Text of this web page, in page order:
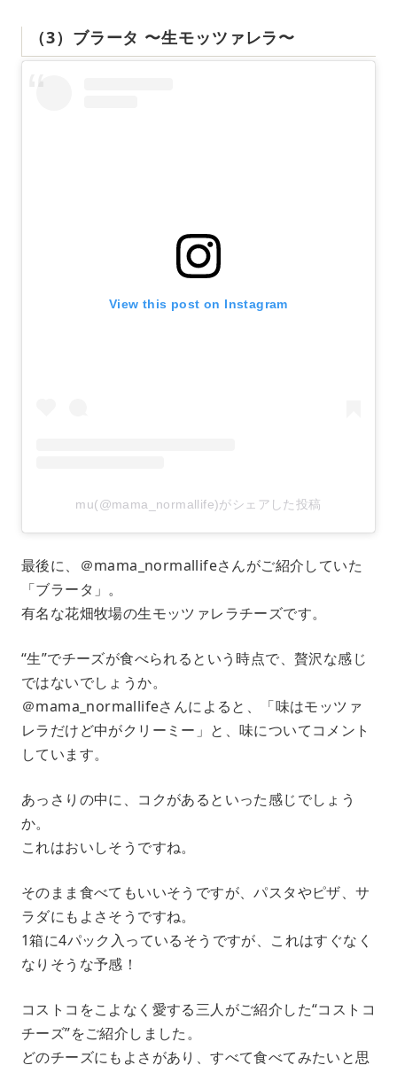
（3）ブラータ 〜生モッツァレラ〜
View this post on Instagram
mu(@mama_normallife)がシェアした投稿
最後に、＠mama_normallifeさんがご紹介していた
「ブラータ」。
有名な花畑牧場の生モッツァレラチーズです。
“生”でチーズが食べられるという時点で、贅沢な感じ
ではないでしょうか。
＠mama_normallifeさんによると、「味はモッツァ
レラだけど中がクリーミー」と、味についてコメント
しています。
あっさりの中に、コクがあるといった感じでしょう
か。
これはおいしそうですね。
そのまま食べてもいいそうですが、パスタやピザ、サ
ラダにもよさそうですね。
1箱に4パック入っているそうですが、これはすぐなく
なりそうな予感！
コストコをこよなく愛する三人がご紹介した“コストコ
チーズ”をご紹介しました。
どのチーズにもよさがあり、すべて食べてみたいと思